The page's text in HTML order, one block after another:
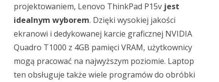
projektowaniem, Lenovo ThinkPad P15v jest
idealnym wyborem. Dzięki wysokiej jakości
ekranowi i dedykowanej karcie graficznej NVIDIA
Quadro T1000 z 4GB pamięci VRAM, użytkownicy
mogą pracować na najwyższym poziomie. Laptop
ten obsługuje także wiele programów do obróbki